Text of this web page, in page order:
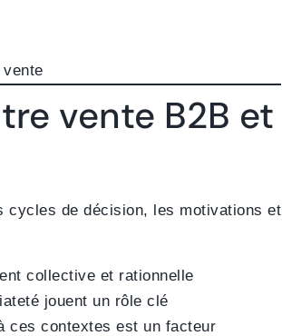
vente B2B et
de décision, les motivations et
collective et rationnelle
jouent un rôle clé
ces contextes est un facteur